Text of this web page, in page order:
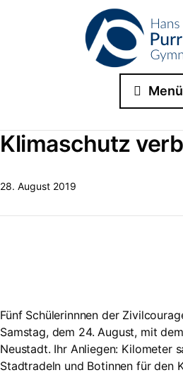
Menü
Klimaschutz
28. August 2019
Fünf Schülerinnnen der
Samstag, dem 24. August, mit
Neustadt. Ihr Anliegen: Kilometer
Stadtradeln und Botinnen für den